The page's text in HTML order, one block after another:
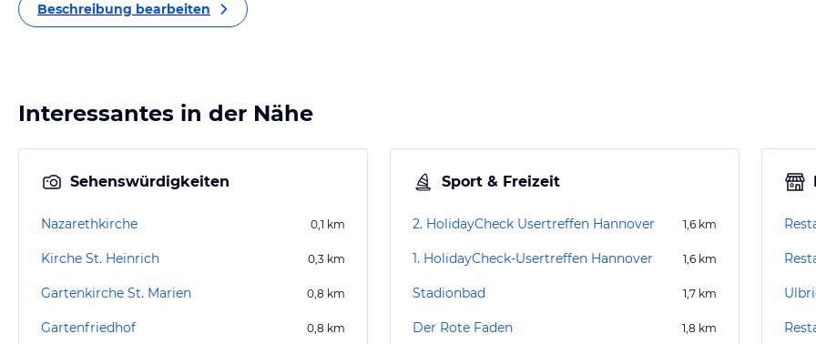
Beschreibung bearbeiten
Interessantes in der Nähe
Sehenswürdigkeiten
Nazarethkirche 0,1 km
Kirche St. Heinrich 0,3 km
Gartenkirche St. Marien 0,8 km
Gartenfriedhof 0,8 km
Sport & Freizeit
2. HolidayCheck Usertreffen Hannover 1,6 km
1. HolidayCheck-Usertreffen Hannover 1,6 km
Stadionbad 1,7 km
Der Rote Faden 1,8 km